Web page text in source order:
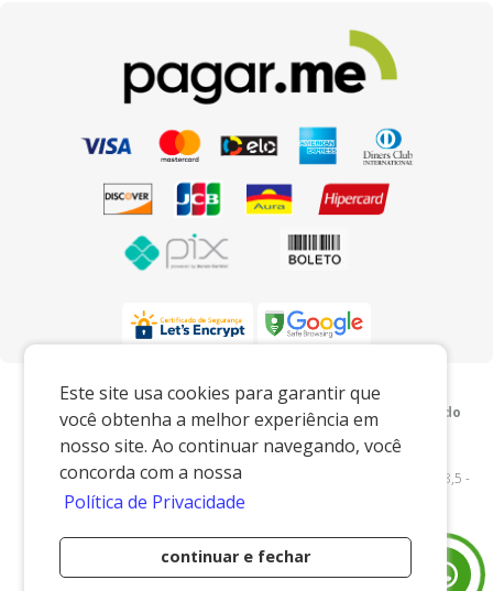
Este site usa cookies para garantir que
você obtenha a melhor experiência em
nosso site. Ao continuar navegando, você
concorda com a nossa
Política de Privacidade
continuar e fechar
Preços e condições exclusivos para o
www.xingoembalagens.com.br e para o televendas, podendo
sofrer alterações sem prévia notiﬁcação.
Xingó Embalagens|62.438.429/0001-12|
www.xingoembalagens.com.br| Rodovia Prefeito Aziz Lian, Km 28,5 -
s/n - Borda da Mata - Jaguariúna/SP - 13916-875 - E-mail:
Desenvolvido por